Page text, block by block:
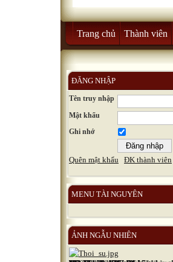
Trang chủ Thành viên
ĐĂNG NHẬP
Tên truy nhập
Mật khẩu
Ghi nhớ
Quên mật khẩu ĐK thành viên
MENU TÀI NGUYÊN
ẢNH NGẪU NHIÊN